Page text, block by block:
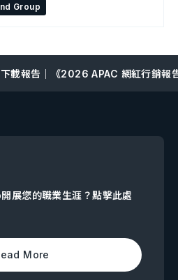
Group
下載報告｜《2026 APAC 網紅行銷報
展您的職業生涯？點擊此處
More